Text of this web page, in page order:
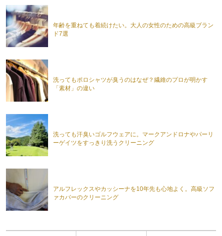
年齢を重ねても着続けたい。大人の女性のための高級ブラン
ド7選
洗ってもポロシャツが臭うのはなぜ？繊維のプロが明かす
「素材」の違い
洗っても汗臭いゴルフウェアに。マークアンドロナやパーリ
ーゲイツをすっきり洗うクリーニング
アルフレックスやカッシーナを10年先も心地よく。高級ソフ
ァカバーのクリーニング